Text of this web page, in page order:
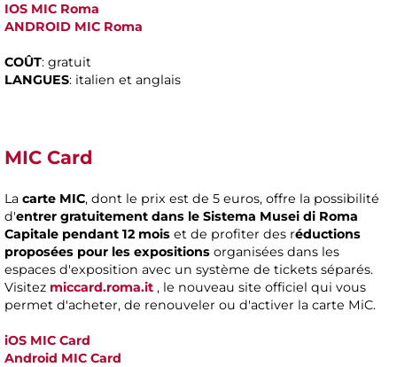
IOS MIC Roma
ANDROID MIC Roma
COÛT: gratuit
LANGUES: italien et anglais
MIC Card
La carte MIC, dont le prix est de 5 euros, offre la possibilité
d'entrer gratuitement dans le Sistema Musei di Roma
Capitale pendant 12 mois et de profiter des réductions
proposées pour les expositions organisées dans les
espaces d'exposition avec un système de tickets séparés.
Visitez miccard.roma.it , le nouveau site officiel qui vous
permet d'acheter, de renouveler ou d'activer la carte MiC.
iOS MIC Card
Android MIC Card